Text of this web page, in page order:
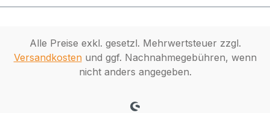
Alle Preise exkl. gesetzl. Mehrwertsteuer zzgl.
Versandkostenund ggf. Nachnahmegebühren, wenn
nicht anders angegeben.